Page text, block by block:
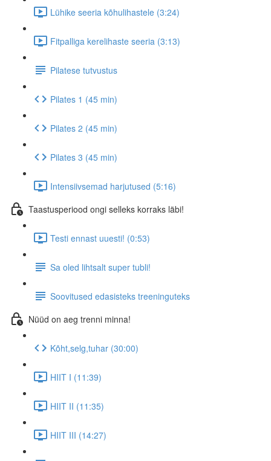
Lühike seeria kõhulihastele (3:24)
Fitpalliga kerelihaste seeria (3:13)
Pilatese tutvustus
Pilates 1 (45 min)
Pilates 2 (45 min)
Pilates 3 (45 min)
Intensiivsemad harjutused (5:16)
Taastusperiood ongi selleks korraks läbi!
Testi ennast uuesti! (0:53)
Sa oled lihtsalt super tubli!
Soovitused edasisteks treeninguteks
Nüüd on aeg trenni minna!
Kõht,selg,tuhar (30:00)
HIIT I (11:39)
HIIT II (11:35)
HIIT III (14:27)